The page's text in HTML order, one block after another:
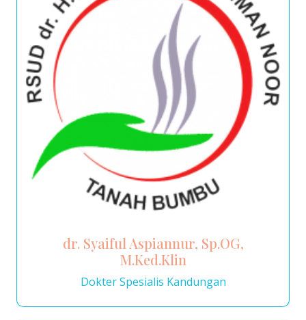
dr. Syaiful Aspiannur, Sp.OG,
M.Ked.Klin
Dokter Spesialis Kandungan